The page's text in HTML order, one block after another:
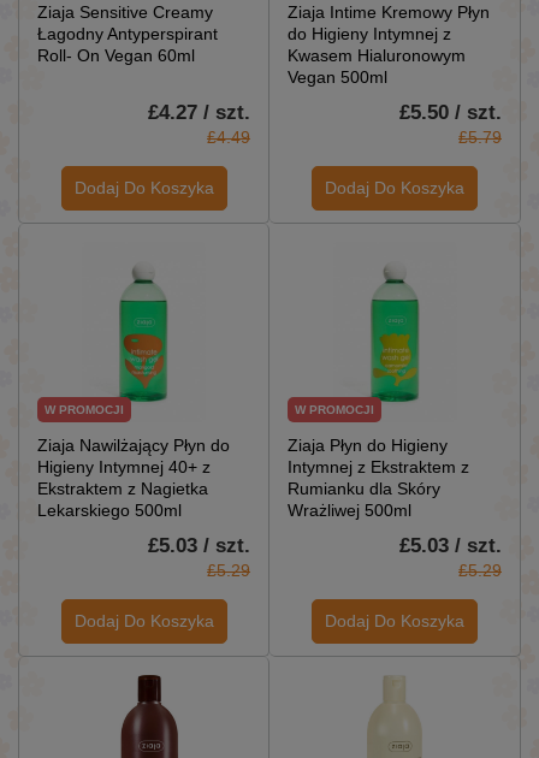
Ziaja Sensitive Creamy
Łagodny Antyperspirant
Roll- On Vegan 60ml
£4.27 / szt.
£4.49
Dodaj Do Koszyka
Ziaja Intime Kremowy Płyn
do Higieny Intymnej z
Kwasem Hialuronowym
Vegan 500ml
£5.50 / szt.
£5.79
Dodaj Do Koszyka
W PROMOCJI
Ziaja Nawilżający Płyn do
Higieny Intymnej 40+ z
Ekstraktem z Nagietka
Lekarskiego 500ml
£5.03 / szt.
£5.29
Dodaj Do Koszyka
W PROMOCJI
Ziaja Płyn do Higieny
Intymnej z Ekstraktem z
Rumianku dla Skóry
Wrażliwej 500ml
£5.03 / szt.
£5.29
Dodaj Do Koszyka